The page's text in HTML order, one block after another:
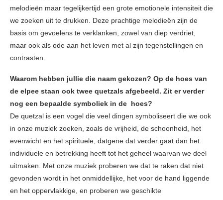
melodieën maar tegelijkertijd een grote emotionele intensiteit die
we zoeken uit te drukken. Deze prachtige melodieën zijn de
basis om gevoelens te verklanken, zowel van diep verdriet,
maar ook als ode aan het leven met al zijn tegenstellingen en
contrasten.
Waarom hebben jullie die naam gekozen? Op de hoes van
de elpee staan ook twee quetzals afgebeeld. Zit er verder
nog een bepaalde symboliek in de hoes?
De quetzal is een vogel die veel dingen symboliseert die we ook
in onze muziek zoeken, zoals de vrijheid, de schoonheid, het
evenwicht en het spirituele, datgene dat verder gaat dan het
individuele en betrekking heeft tot het geheel waarvan we deel
uitmaken. Met onze muziek proberen we dat te raken dat niet
gevonden wordt in het onmiddellijke, het voor de hand liggende
en het oppervlakkige, en proberen we geschikte